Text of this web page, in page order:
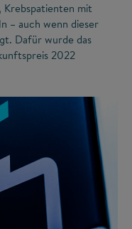
Krebspatienten mit
– auch wenn dieser
Dafür wurde das
2022